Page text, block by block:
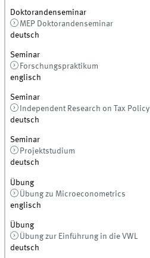
Doktorandenseminar
MEP Doktorandenseminar
deutsch
Seminar
Forschungspraktikum
englisch
Seminar
Independent Research on Tax Policy
deutsch
Seminar
Projektstudium
deutsch
Übung
Übung zu Microeconometrics
englisch
Übung
Übung zur Einführung in die VWL
deutsch